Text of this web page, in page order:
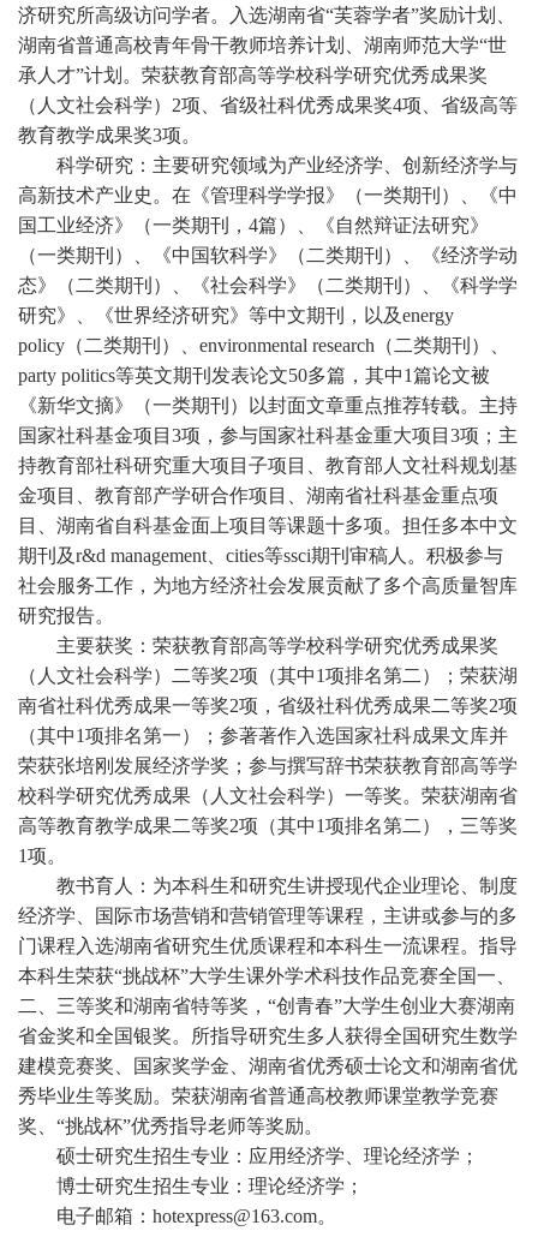
济研究所高级访问学者。入选湖南省“芙蓉学者”奖励计划、
湖南省普通高校青年骨干教师培养计划、湖南师范大学“世
承人才”计划。荣获教育部高等学校科学研究优秀成果奖
（人文社会科学）2项、省级社科优秀成果奖4项、省级高等
教育教学成果奖3项。
科学研究：主要研究领域为产业经济学、创新经济学与
高新技术产业史。在《管理科学学报》（一类期刊）、《中
国工业经济》（一类期刊，4篇）、《自然辩证法研究》
（一类期刊）、《中国软科学》（二类期刊）、《经济学动
态》（二类期刊）、《社会科学》（二类期刊）、《科学学
研究》、《世界经济研究》等中文期刊，以及energy
policy（二类期刊）、environmental research（二类期刊）、
party politics等英文期刊发表论文50多篇，其中1篇论文被
《新华文摘》（一类期刊）以封面文章重点推荐转载。主持
国家社科基金项目3项，参与国家社科基金重大项目3项；主
持教育部社科研究重大项目子项目、教育部人文社科规划基
金项目、教育部产学研合作项目、湖南省社科基金重点项
目、湖南省自科基金面上项目等课题十多项。担任多本中文
期刊及r&d management、cities等ssci期刊审稿人。积极参与
社会服务工作，为地方经济社会发展贡献了多个高质量智库
研究报告。
主要获奖：荣获教育部高等学校科学研究优秀成果奖
（人文社会科学）二等奖2项（其中1项排名第二）；荣获湖
南省社科优秀成果一等奖2项，省级社科优秀成果二等奖2项
（其中1项排名第一）；参著著作入选国家社科成果文库并
荣获张培刚发展经济学奖；参与撰写辞书荣获教育部高等学
校科学研究优秀成果（人文社会科学）一等奖。荣获湖南省
高等教育教学成果二等奖2项（其中1项排名第二），三等奖
1项。
教书育人：为本科生和研究生讲授现代企业理论、制度
经济学、国际市场营销和营销管理等课程，主讲或参与的多
门课程入选湖南省研究生优质课程和本科生一流课程。指导
本科生荣获“挑战杯”大学生课外学术科技作品竞赛全国一、
二、三等奖和湖南省特等奖，“创青春”大学生创业大赛湖南
省金奖和全国银奖。所指导研究生多人获得全国研究生数学
建模竞赛奖、国家奖学金、湖南省优秀硕士论文和湖南省优
秀毕业生等奖励。荣获湖南省普通高校教师课堂教学竞赛
奖、“挑战杯”优秀指导老师等奖励。
硕士研究生招生专业：应用经济学、理论经济学；
博士研究生招生专业：理论经济学；
电子邮箱： hotexpress@163.com。